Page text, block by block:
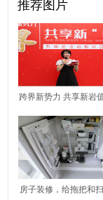
推荐图片
跨界新势力 共享新岩
升华企业2021岩板新
发布会圆满举行
房子装修，给拖把和扫